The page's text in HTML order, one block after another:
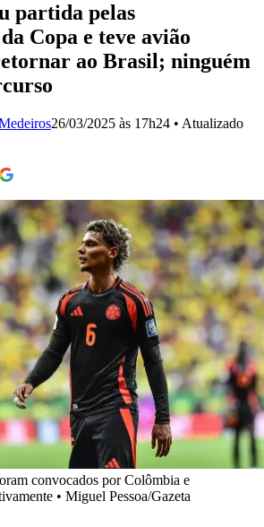
partida pelas
Copa e teve avião
ao Brasil; ninguém
26/03/2025 às 17h24 • Atualizado
convocados por Colômbia e
• Miguel Pessoa/Gazeta